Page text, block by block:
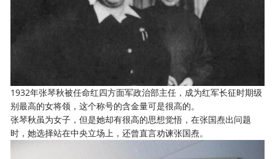
1932年张琴秋被任命红四方面军政治部主任，成为红军长征时期级
别最高的女将领，这个称号的含金量可是很高的。
张琴秋虽为女子，但是她却有很高的思想觉悟，在张国焘出问题
时，她选择站在中央立场上，还曾直言劝谏张国焘。